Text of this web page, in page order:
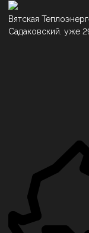
Вятская
Садаковский. уже